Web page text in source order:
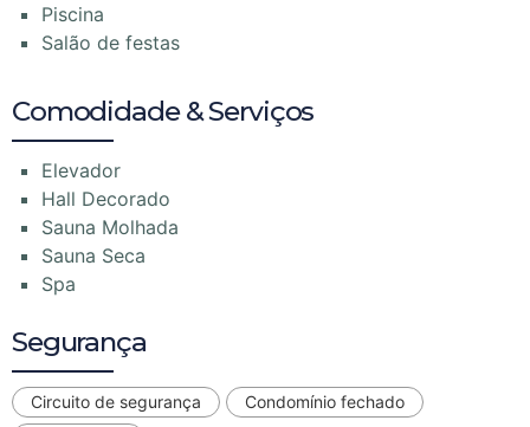
Piscina
Salão de festas
Comodidade & Serviços
Elevador
Hall Decorado
Sauna Molhada
Sauna Seca
Spa
Segurança
Circuito de segurança
Condomínio fechado